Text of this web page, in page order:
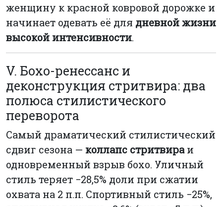
женщину к красной ковровой дорожке и
начинает одевать её для дневной жизни
высокой интенсивности.
V. Бохо-ренессанс и
деконструкция стритвира: два
полюса стилистического
переворота
Самый драматический стилистический
сдвиг сезона — коллапс стритвираи
одновременный взрыв бохо. Уличный
стиль теряет −28,5% доли при сжатии
охвата на 2 п.п. Спортивный стиль −25%,